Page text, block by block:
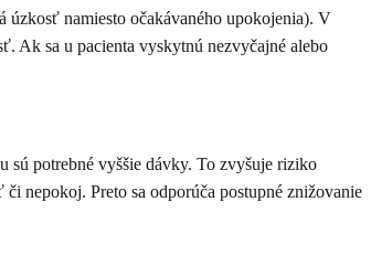
úzkosť namiesto očakávaného upokojenia). V
Ak sa u pacienta vyskytnú nezvyčajné alebo
sú potrebné vyššie dávky. To zvyšuje riziko
nepokoj. Preto sa odporúča postupné znižovanie